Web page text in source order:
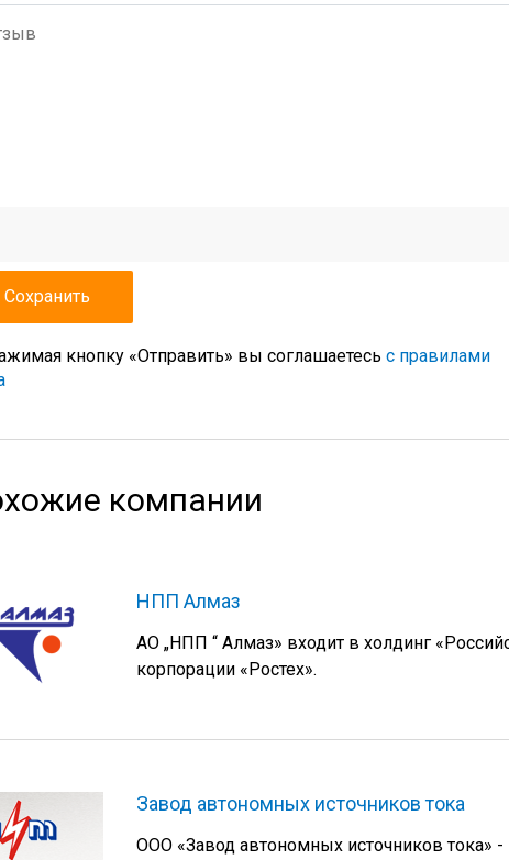
кнопку «Отправить» вы соглашаетесь с правилами
компании
НПП Алмаз
АО „НПП “ Алмаз» входит в холдинг
корпорации «Ростех».
Завод автономных источников тока
ООО «Завод автономных источников тока»